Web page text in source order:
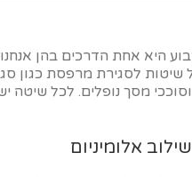
היא אחת הדרכים בהן
שיטות לסגירת מרפסת כגון
מסך נופלים. לכל שיטה
אלומיניום